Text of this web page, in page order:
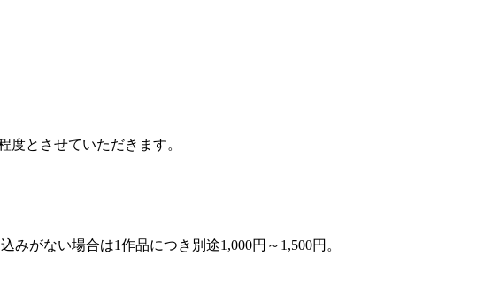
とさせていただきます。
みがない場合は1作品につき別途1,000円～1,500円。